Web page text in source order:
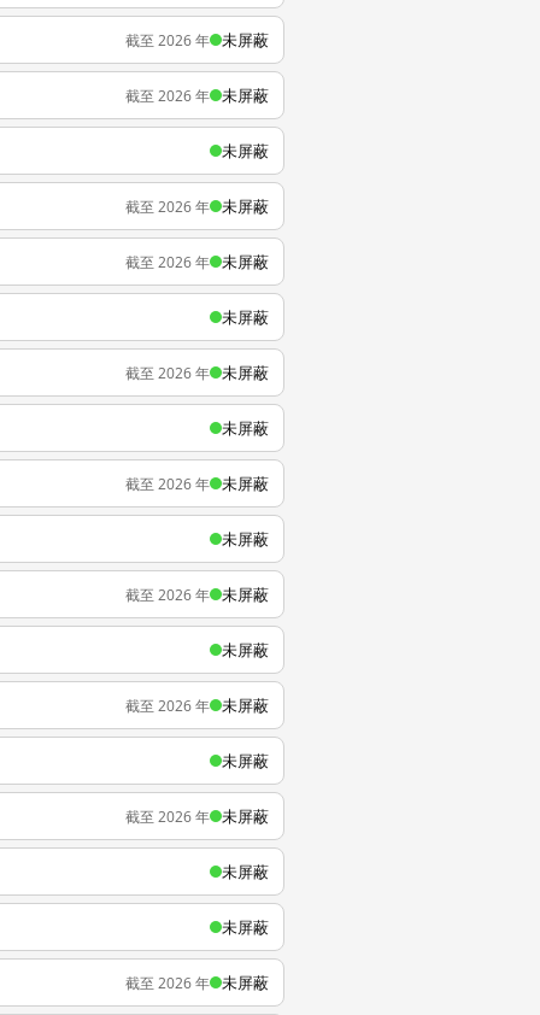
截至 2026 年 未屏蔽
截至 2026 年 未屏蔽
未屏蔽
截至 2026 年 未屏蔽
截至 2026 年 未屏蔽
未屏蔽
截至 2026 年 未屏蔽
未屏蔽
截至 2026 年 未屏蔽
未屏蔽
截至 2026 年 未屏蔽
未屏蔽
截至 2026 年 未屏蔽
未屏蔽
截至 2026 年 未屏蔽
未屏蔽
未屏蔽
截至 2026 年 未屏蔽